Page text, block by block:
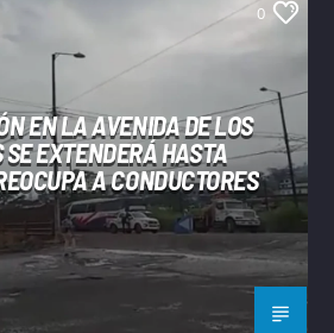
0
EN LA AVENIDA DE LOS
SE EXTENDERÁ HASTA
A CONDUCTORES